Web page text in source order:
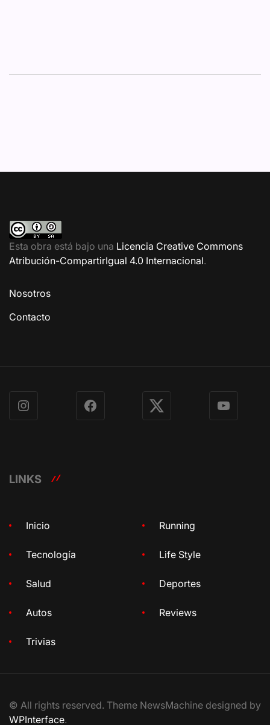
Esta obra está bajo una Licencia Creative Commons
Atribución-CompartirIgual 4.0 Internacional.
Nosotros
Contacto
Instagram Facebook X YouTube
LINKS
Inicio Running
Tecnología Life Style
Salud Deportes
Autos Reviews
Trivias
© All rights reserved. Theme NewsMachine designed by
WPInterface.